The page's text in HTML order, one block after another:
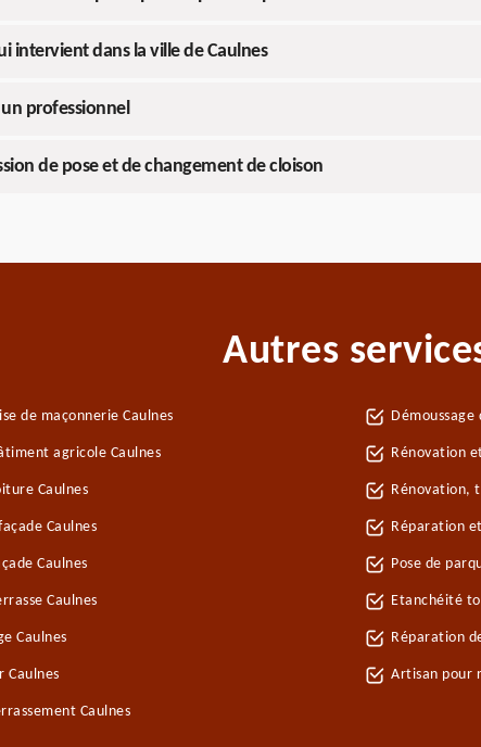
intervient dans la ville de Caulnes
professionnel
de pose et de changement de cloison
Autres
de maçonnerie Caulnes
agricole Caulnes
Caulnes
Caulnes
Caulnes
Caulnes
Caulnes
Caulnes
Caulnes
Rénovation
Rénovation,
Réparation
Pose de
Etanchéité
Réparation
Artisan pour